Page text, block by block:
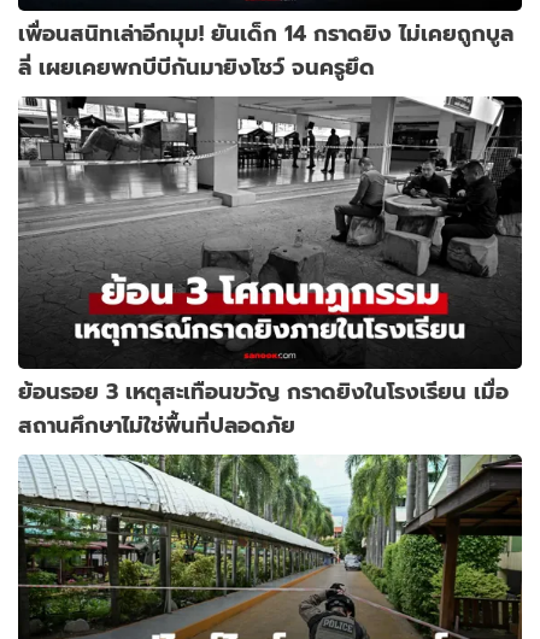
เพื่อนสนิทเล่าอีกมุม! ยันเด็ก 14 กราดยิง ไม่เคยถูกบูล
ลี่ เผยเคยพกบีบีกันมายิงโชว์ จนครูยึด
ย้อนรอย 3 เหตุสะเทือนขวัญ กราดยิงในโรงเรียน เมื่อ
สถานศึกษาไม่ใช่พื้นที่ปลอดภัย